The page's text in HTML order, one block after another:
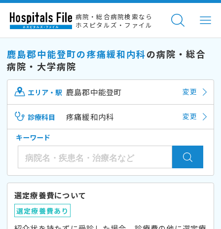
病院・総合病院検索なら
ホスピタルズ・ファイル
鹿島郡中能登町の疼痛緩和内科の病院・総合
病院・大学病院
エリア・駅 鹿島郡中能登町 変更
診療科目 疼痛緩和内科 変更
キーワード
選定療養費について
選定療養費あり